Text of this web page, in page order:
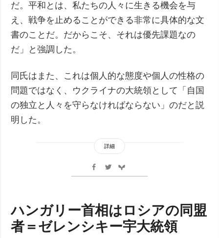
だ。平和とは、私たちの人々に生きる機会を与
え、戦争を止めることができる非常に具体的な文
書のことだ。だからこそ、それは優先課題なの
だ」と強調した。
同氏はまた、これは個人的な態度や個人の性格の
問題ではなく、ウクライナの大統領として「自国
の独立と人々を守らなければならない」のだと説
明した。
詳細
ハンガリー首相はロシアの同盟
者＝ゼレンシキー宇大統領